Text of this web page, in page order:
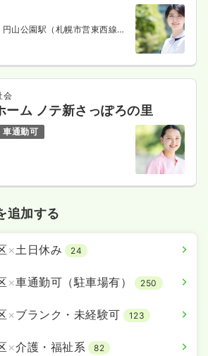
円山公園駅（札幌市営東西線）
会
ーム ノテ新さっぽろの里
車通勤可
追加する
×土日休み 24
×車通勤可（駐車場有） 250
×ブランク・未経験可 123
×介護・福祉系 82